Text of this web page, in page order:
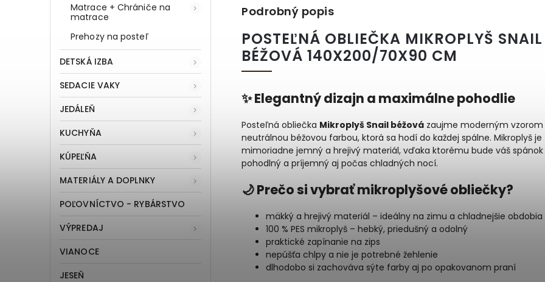
Matrace + Chrániče na
matrace
Prehozy na posteľ
DETSKÁ IZBA
SEDACIE VAKY
JEDÁLEŇ
KUCHYŇA
KÚPEĽŇA
MATERIÁLY A DOPLNKY
POĽOVNÍCTVO - RYBÁRSTVO
VÝPREDAJ
VIANOCE
JESEŇ
Podrobný popis
POSTEĽNÁ OBLIEČKA MIKROPLYŠ SNAIL
BÉŽOVÁ 140X200/70X90 CM
✨ Elegantný dizajn a maximálne pohodlie
Posteľná obliečka Mikroplyš Snail béžová zaujme moderným vzorom
neutrálnou béžovou farbou, ktorá sa hodí do každej spálne. Mikroplyš je
mimoriadne jemný a hrejivý materiál, vďaka ktorému bude váš spánok
pohodlný a príjemný aj počas chladných nocí.
🌙 Prečo si vybrať mikroplyšové obliečky?
mäkký a hrejivý materiál – ideálny na zimu a chladnejšie obdobia
100 % PES mikroplyš – hebký, priedušný a odolný
praktické zapínanie na zips
nepúšťa chlpy a nie je potrebné žehlenie
dlhodobo si zachováva sýte farby aj po opakovanom praní